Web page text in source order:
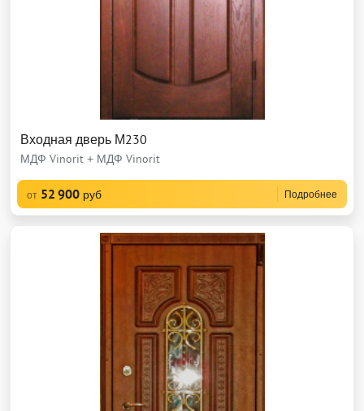
Входная дверь М230
МДФ Vinorit + МДФ Vinorit
от 52 900 руб Подробнее